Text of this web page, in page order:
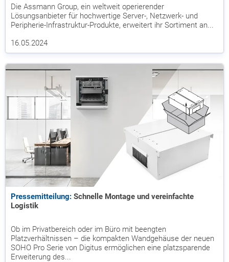
Die Assmann Group, ein weltweit operierender
Lösungsanbieter für hochwertige Server-, Netzwerk- und
Peripherie-Infrastruktur-Produkte, erweitert ihr Sortiment an...
16.05.2024
Pressemitteilung: Schnelle Montage und vereinfachte
Logistik
Ob im Privatbereich oder im Büro mit beengten
Platzverhältnissen – die kompakten Wandgehäuse der neuen
SOHO Pro Serie von Digitus ermöglichen eine platzsparende
Erweiterung des...